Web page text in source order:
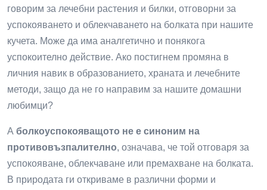
говорим за лечебни растения и билки, отговорни за
успокояването и облекчаването на болката при нашите
кучета. Може да има аналгетично и понякога
успокоително действие. Ако постигнем промяна в
личния навик в образованието, храната и лечебните
методи, защо да не го направим за нашите домашни
любимци?
А болкоуспокояващото не е синоним на
противовъзпалително, означава, че той отговаря за
успокояване, облекчаване или премахване на болката.
В природата ги откриваме в различни форми и